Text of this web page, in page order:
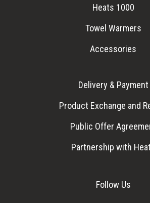
Heats 1000
Towel Warmers
Accessories
Delivery & Payment
Product Exchange and
Public Offer
Partnership with
Follow Us